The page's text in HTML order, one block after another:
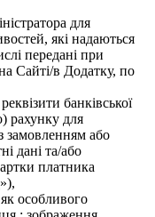
для
які надаються
передані при
Сайті/в Додатку, по
банківської
рахунку для
замовленням або
дані та/або
платника
особливого